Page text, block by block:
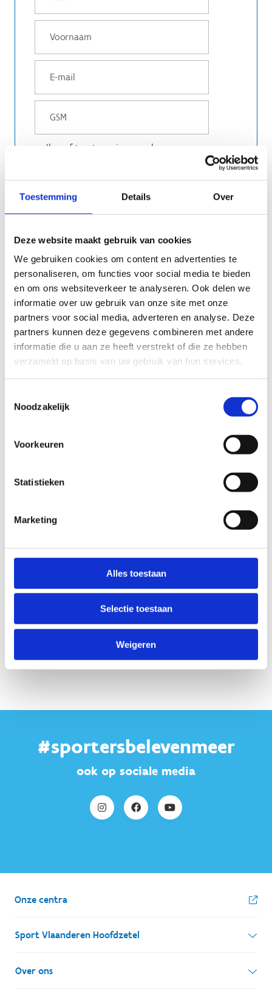
Toestemming Details Over
Deze website maakt gebruik van cookies
We gebruiken cookies om content en advertenties te
personaliseren, om functies voor social media te bieden
en om ons websiteverkeer te analyseren. Ook delen we
informatie over uw gebruik van onze site met onze
partners voor social media, adverteren en analyse. Deze
partners kunnen deze gegevens combineren met andere
informatie die u aan ze heeft verstrekt of die ze hebben
verzameld op basis van uw gebruik van hun services.
Noodzakelijk
Voorkeuren
Statistieken
Marketing
Alles toestaan
Selectie toestaan
Weigeren
Ik geef toestemming om deze gegevens op
WIJ ORGANISEREN EEN KAMPIOENENHULDIGING OP DEZE
Wij nemen zo spoedig mogelijk contact met je
op voor de nodige praktische afspraken.
#sportersbelevenmeer
ook op sociale media
Onze centra
Sport Vlaanderen Hoofdzetel
Simon Bolivarlaan 17
1000 Brussel
Over ons